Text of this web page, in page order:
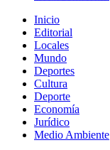
Inicio
Editorial
Locales
Mundo
Deportes
Cultura
Deporte
Economía
Jurídico
Medio Ambiente